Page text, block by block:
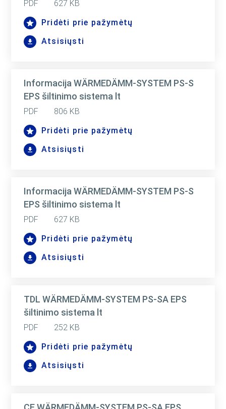
PDF
627 KB
Pridėti prie pažymėtų
Atsisiųsti
Informacija WÄRMEDÄMM-SYSTEM PS-S
EPS šiltinimo sistema lt
PDF
806 KB
Pridėti prie pažymėtų
Atsisiųsti
Informacija WÄRMEDÄMM-SYSTEM PS-S
EPS šiltinimo sistema lt
PDF
627 KB
Pridėti prie pažymėtų
Atsisiųsti
TDL WÄRMEDÄMM-SYSTEM PS-SA EPS
šiltinimo sistema lt
PDF
252 KB
Pridėti prie pažymėtų
Atsisiųsti